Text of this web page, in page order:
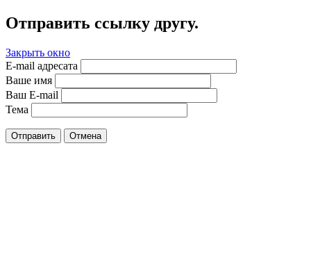
Отправить ссылку другу.
Закрыть окно
E-mail адресата
Ваше имя
Ваш E-mail
Тема
Отправить Отмена